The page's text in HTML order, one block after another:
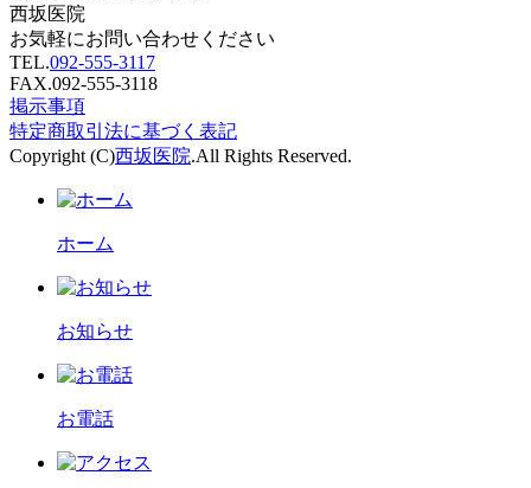
西坂医院
お気軽にお問い合わせください
TEL.092-555-3117
FAX.092-555-3118
掲示事項
特定商取引法に基づく表記
Copyright (C)西坂医院.All Rights Reserved.
ホーム
お知らせ
お電話